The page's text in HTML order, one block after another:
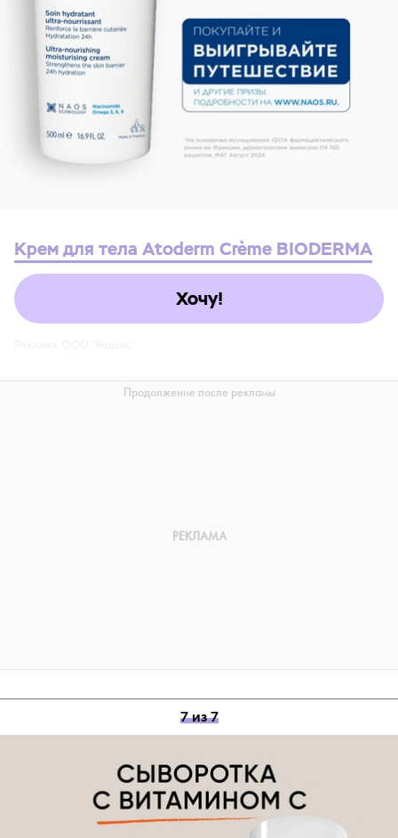
Крем для тела Atoderm Crème BIODERMA
Хочу!
7 из 7